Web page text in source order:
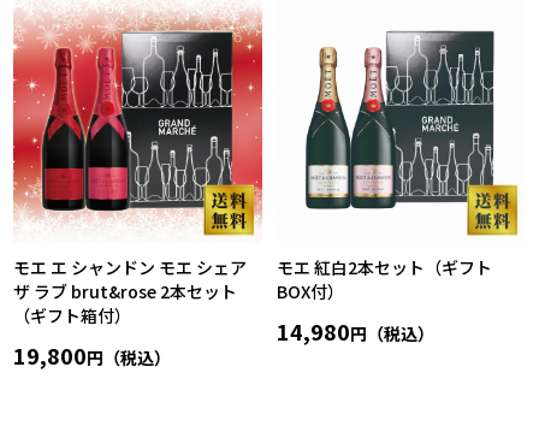
モエ エ シャンドン モエ シェア
ザ ラブ brut&rose 2本セット
（ギフト箱付）
19,800円（税込）
モエ 紅白2本セット（ギフト
BOX付）
14,980円（税込）